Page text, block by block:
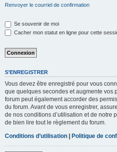
Renvoyer le courriel de confirmation
Se souvenir de moi
Cacher mon statut en ligne pour cette
S’ENREGISTRER
Vous devez être enregistré pour vous
que quelques secondes et augmente vos
forum peut également accorder des
du forum. Avant de vous enregistrer,
de nos conditions d’utilisation et de notre
de bien lire tout le règlement du forum.
Conditions d’utilisation | Politique de